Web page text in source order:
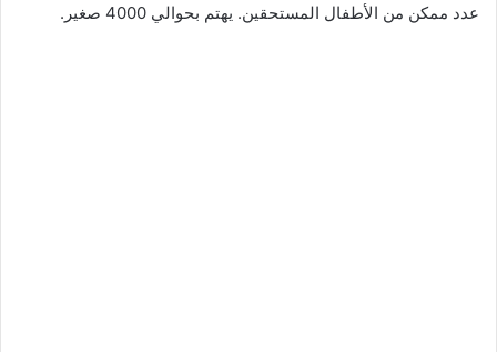
عدد ممكن من الأطفال المستحقين. يهتم بحوالي 4000 صغير.